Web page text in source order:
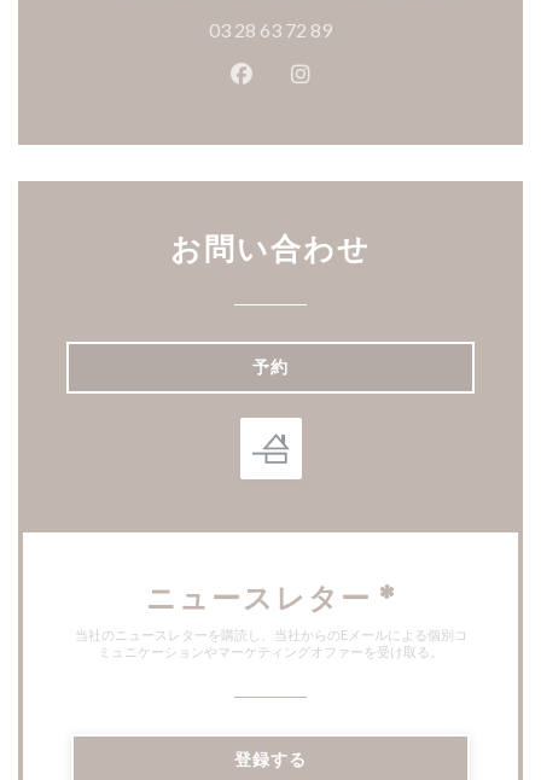
03 28 63 72 89
Facebook ((新しいウィンドウ
Instagram ((新しいウィ
お問い合わせ
予約
ニュースレター *
当社のニュースレターを購読し、当社からのEメールによる個別コ
ミュニケーションやマーケティングオファーを受け取る。
登録する